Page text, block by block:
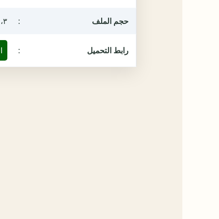
حجم الملف : ٤،٣
رابط التحميل :